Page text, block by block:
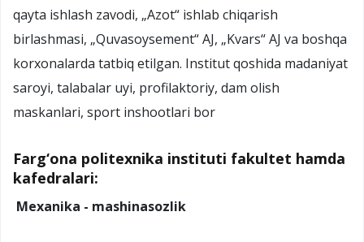
qayta ishlash zavodi, „Azot“ ishlab chiqarish
birlashmasi, „Quvasoysement“ AJ, „Kvars“ AJ va boshqa
korxonalarda tatbiq etilgan. Institut qoshida madaniyat
saroyi, talabalar uyi, profilaktoriy, dam olish
maskanlari, sport inshootlari bor
Farg‘ona politexnika instituti fakultet hamda
kafedralari:
Mexanika - mashinasozlik